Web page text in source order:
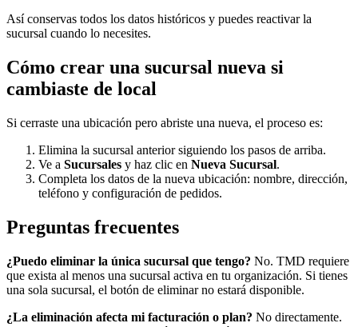
Así conservas todos los datos históricos y puedes reactivar la
sucursal cuando lo necesites.
Cómo crear una sucursal nueva si
cambiaste de local
Si cerraste una ubicación pero abriste una nueva, el proceso es:
Elimina la sucursal anterior siguiendo los pasos de arriba.
Ve a Sucursales y haz clic en Nueva Sucursal.
Completa los datos de la nueva ubicación: nombre, dirección,
teléfono y configuración de pedidos.
Preguntas frecuentes
¿Puedo eliminar la única sucursal que tengo? No. TMD requiere
que exista al menos una sucursal activa en tu organización. Si tienes
una sola sucursal, el botón de eliminar no estará disponible.
¿La eliminación afecta mi facturación o plan? No directamente.